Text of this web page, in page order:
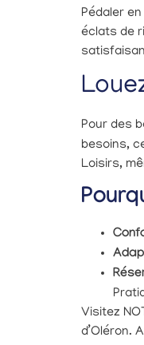
Pédaler
éclats de
Pour des
besoins,
Loisirs,
Visitez
d’Oléron.